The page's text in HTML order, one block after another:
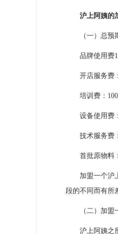
沪上阿姨的
（一）总预期
品牌使用费
开店服务费：
培训费：
设备使用费：
技术服务费：
首批原物料：
加盟一个沪上
段的不同而有所
（二）加盟
沪上阿姨之所